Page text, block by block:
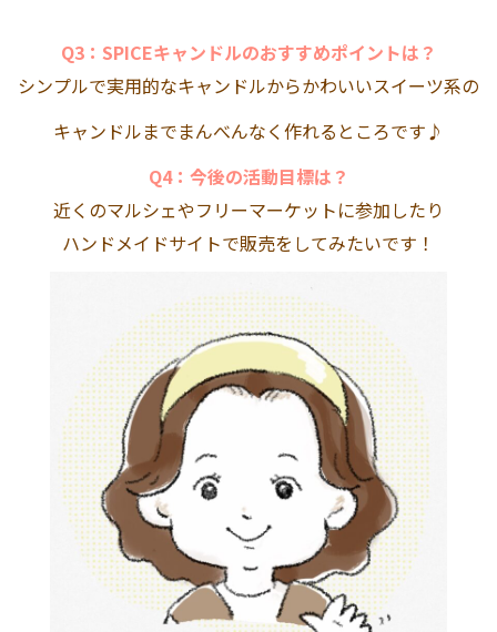
Q3：SPICEキャンドルのおすすめポイントは？
シンプルで実用的なキャンドルからかわいいスイーツ系の
キャンドルまでまんべんなく作れるところです♪
Q4：今後の活動目標は？
近くのマルシェやフリーマーケットに参加したり
ハンドメイドサイトで販売をしてみたいです！